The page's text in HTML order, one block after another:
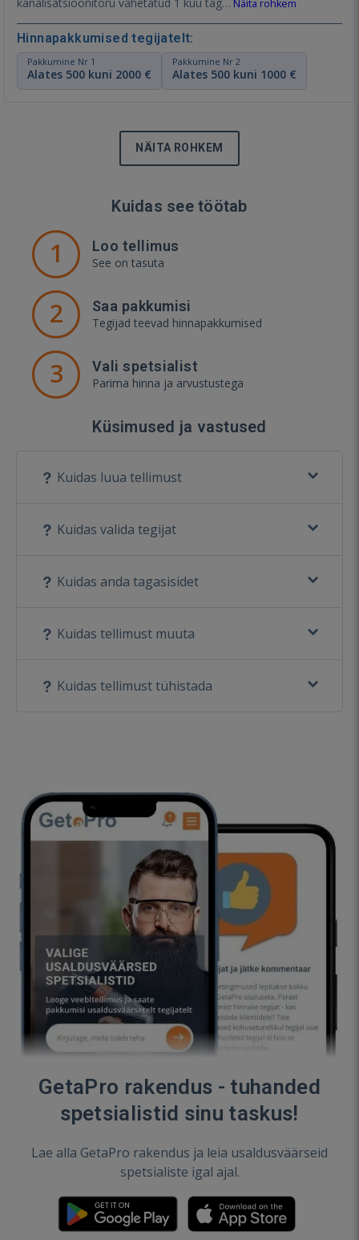
Näita rohkem
Hinnapakkumised tegijatelt:
Pakkumine Nr 1
Alates 500 kuni 2000 €
Pakkumine Nr 2
Alates 500 kuni 1000 €
NÄITA ROHKEM
Kuidas see töötab
1 Loo tellimus
See on tasuta
2 Saa pakkumisi
Tegijad teevad hinnapakkumised
3 Vali spetsialist
Parima hinna ja arvustustega
Küsimused ja vastused
Kuidas luua tellimust
Kuidas valida tegijat
Kuidas anda tagasisidet
Kuidas tellimust muuta
Kuidas tellimust tühistada
GetaPro rakendus - tuhanded
spetsialistid sinu taskus!
Lae alla GetaPro rakendus ja leia usaldusväärseid
spetsialiste igal ajal.